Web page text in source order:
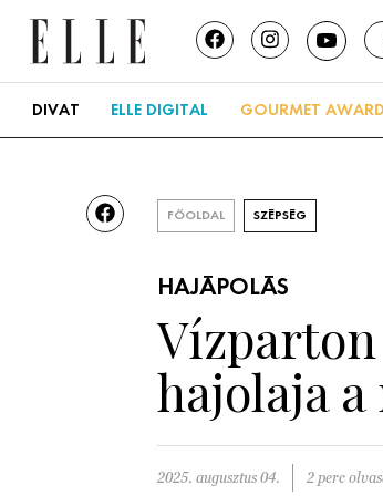
DIVAT ELLE DIGITAL GOURMET
FŐOLDAL SZÉPSÉG
HAJÁPOLÁS
hajolaja
2025. augusztus 04. 2 perc